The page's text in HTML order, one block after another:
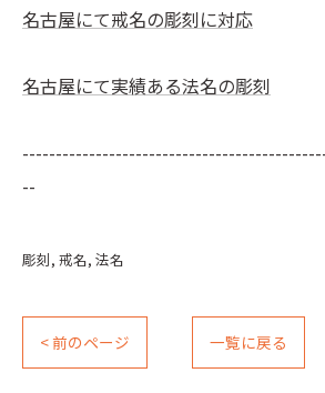
名古屋にて戒名の彫刻に対応
名古屋にて実績ある法名の彫刻
--
彫刻 戒名 法名
< 前のページ 一覧に戻る